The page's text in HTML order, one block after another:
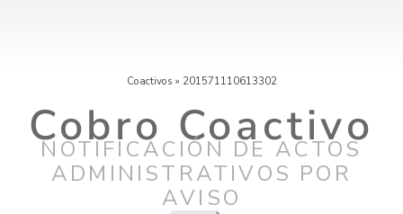
Coactivos » 201571110613302
Cobro Coactivo
NOTIFICACIÓN DE ACTOS
ADMINISTRATIVOS POR
AVISO